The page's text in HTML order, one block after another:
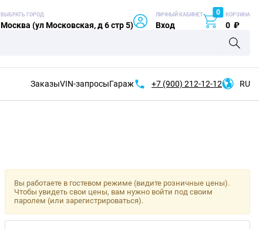
ВЫБРАТЬ ГОРОД
Москва (ул Московская, д 6 стр 5)
ЛИЧНЫЙ КАБИНЕТ
Вход
0 КОРЗИНА
0 ₽
ЗаказыVIN-запросыГараж +7 (900) 212-12-12 RU
Вы работаете в гостевом режиме (видите розничные цены).
Чтобы увидеть свои цены, вам нужно войти под своим
паролем (или зарегистрироваться).